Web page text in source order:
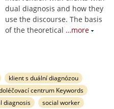
dual diagnosis and how they
use the discourse. The basis
of the theoretical …more
klient s duální diagnózou
centrum Keywords
diagnosis
social worker